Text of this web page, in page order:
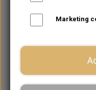
Gummi
Marketing